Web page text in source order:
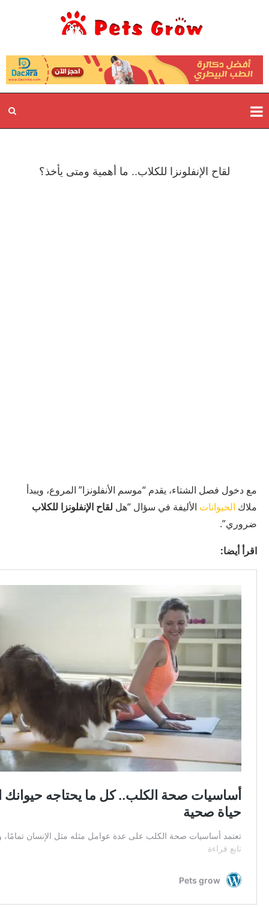
لقاح الإنفلونزا للكلاب.. ما أهمية ومتى يأخذ؟
مع دخول فصل الشتاء، يقدم “موسم الأنفلونزا” المروع، ويبدأ
ملاك الحيوانات الأليفة في سؤال “هل لقاح الإنفلونزا للكلاب
ضروري”.
اقرأ أيضا: